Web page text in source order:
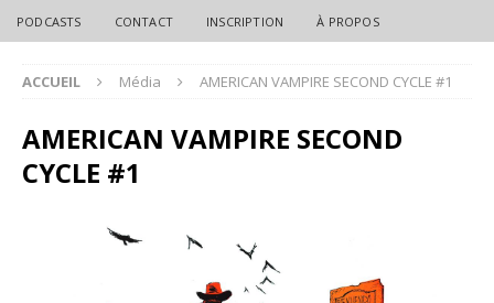
PODCASTS CONTACT INSCRIPTION À PROPOS
ACCUEIL Média AMERICAN VAMPIRE SECOND CYCLE #1
AMERICAN VAMPIRE SECOND
CYCLE #1